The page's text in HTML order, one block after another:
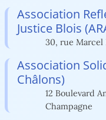
Association
Justice Blois
30, rue Marcel
Association
Châlons)
12 Boulevard
Champagne